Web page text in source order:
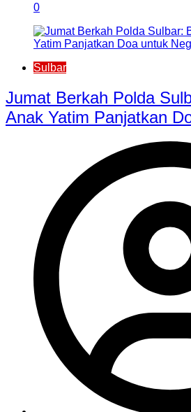
0
Sulbar
Jumat Berkah Polda
Anak Yatim Panjatkan